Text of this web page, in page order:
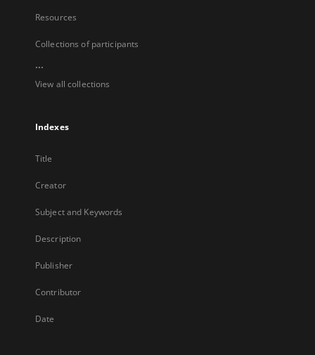
Resources
Collections of participants
...
View all collections
Indexes
Title
Creator
Subject and Keywords
Description
Publisher
Contributor
Date